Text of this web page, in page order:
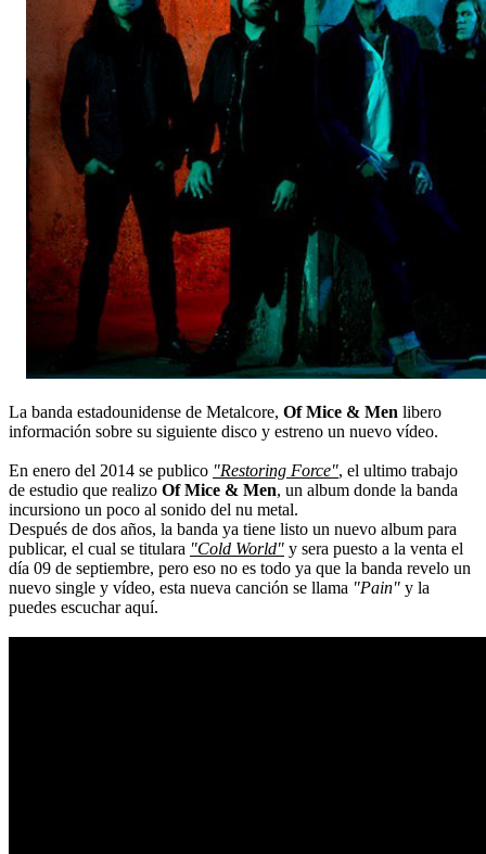
La banda estadounidense de Metalcore, Of Mice & Men libero
información sobre su siguiente disco y estreno un nuevo vídeo.
En enero del 2014 se publico "Restoring Force", el ultimo trabajo
de estudio que realizo Of Mice & Men, un album donde la banda
incursiono un poco al sonido del nu metal.
Después de dos años, la banda ya tiene listo un nuevo album para
publicar, el cual se titulara "Cold World" y sera puesto a la venta el
día 09 de septiembre, pero eso no es todo ya que la banda revelo un
nuevo single y vídeo, esta nueva canción se llama "Pain" y la
puedes escuchar aquí.